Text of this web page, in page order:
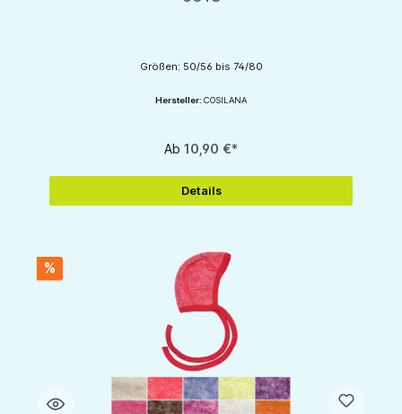
Größen: 50/56 bis 74/80
Hersteller: COSILANA
Ab 10,90 €*
Details
%